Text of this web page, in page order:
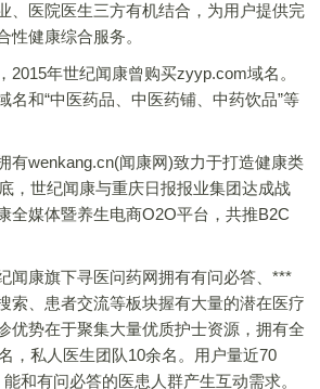
、医院医生三方有机结合，为用户提供完
性健康综合服务。
年世纪闻康曾购买zyyp.com域名。
名和“中医药品、中医药铺、中药饮品”等
wenkang.cn(闻康网)致力于打造健康类
，世纪闻康与重庆日报报业集团达成战
全媒体暨养生电商O2O平台，共推B2C
康旗下寻医问药网拥有有问必答、***
索、患者交流等板块握有大量的潜在医疗
优势在于聚集大量优质护士资源，拥有全
，私人医生团队10余名。用户量近70
和有问必答的医患人群产生互动需求。